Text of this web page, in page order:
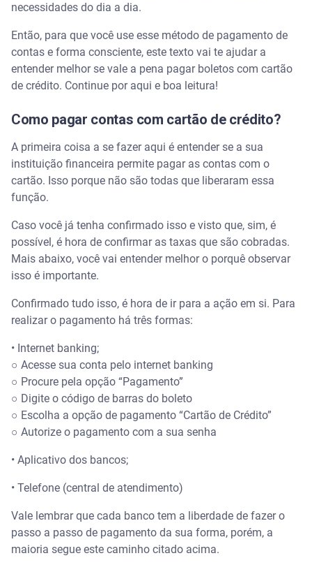
necessidades do dia a dia.
Então, para que você use esse método de pagamento de
contas e forma consciente, este texto vai te ajudar a
entender melhor se vale a pena pagar boletos com cartão
de crédito. Continue por aqui e boa leitura!
Como pagar contas com cartão de crédito?
A primeira coisa a se fazer aqui é entender se a sua
instituição financeira permite pagar as contas com o
cartão. Isso porque não são todas que liberaram essa
função.
Caso você já tenha confirmado isso e visto que, sim, é
possível, é hora de confirmar as taxas que são cobradas.
Mais abaixo, você vai entender melhor o porquê observar
isso é importante.
Confirmado tudo isso, é hora de ir para a ação em si. Para
realizar o pagamento há três formas:
• Internet banking;
○ Acesse sua conta pelo internet banking
○ Procure pela opção “Pagamento”
○ Digite o código de barras do boleto
○ Escolha a opção de pagamento “Cartão de Crédito”
○ Autorize o pagamento com a sua senha
• Aplicativo dos bancos;
• Telefone (central de atendimento)
Vale lembrar que cada banco tem a liberdade de fazer o
passo a passo de pagamento da sua forma, porém, a
maioria segue este caminho citado acima.